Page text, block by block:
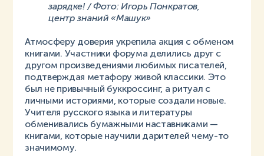
зарядке! / Фото: Игорь Понкратов,
центр знаний «Машук»
Атмосферу доверия укрепила акция с обменом
книгами. Участники форума делились друг с
другом произведениями любимых писателей,
подтверждая метафору живой классики. Это
был не привычный буккроссинг, а ритуал с
личными историями, которые создали новые.
Учителя русского языка и литературы
обменивались бумажными наставниками —
книгами, которые научили дарителей чему-то
значимому.